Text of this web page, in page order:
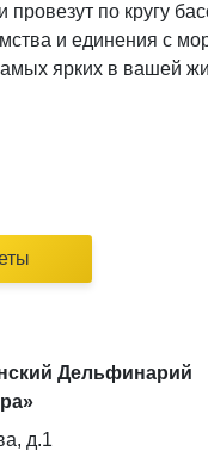
провезут по кругу
и единения с
ярких в вашей
Дельфинарий
д.1